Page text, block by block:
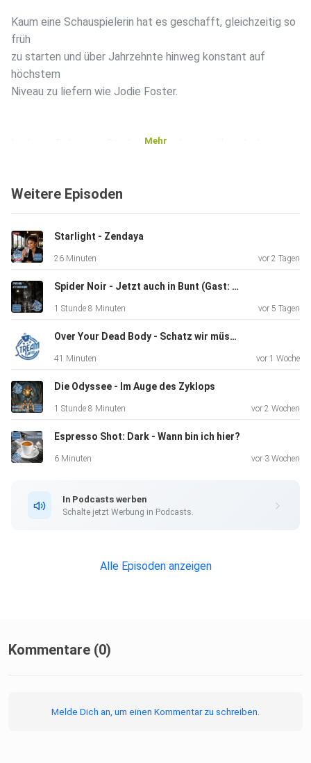
Kaum eine Schauspielerin hat es geschafft, gleichzeitig so
früh
zu starten und über Jahrzehnte hinweg konstant auf
höchstem
Niveau zu liefern wie Jodie Foster.
In dieser Folge von Starlight sprechen wir über Jodie
„True
Clarice
Starling hat sie nicht nur Filmgeschichte geschrieben,
sondern
auch das Bild starker Frauenfiguren nachhaltig geprägt.
Doch wie stark ist das Gesamtwerk von Jodie Foster
wirklich? Wie
heute zu
den respektiertesten Frauen in Hollywood?
In dieser Folge sprechen wir über:
die Karriere und wichtigsten Rollen von Jodie Foster
Mehr
Weitere Episoden
Starlight - Zendaya
26 Minuten vor 2 Tagen
Spider Noir - Jetzt auch in Bunt (Gast: Mario)
1 Stunde 8 Minuten vor 5 Tagen
Over Your Dead Body - Schatz wir müssen reden
41 Minuten vor 1 Woche
Die Odyssee - Im Auge des Zyklops
1 Stunde 8 Minuten vor 2 Wochen
Espresso Shot: Dark - Wann bin ich hier?
6 Minuten vor 3 Wochen
In Podcasts werben
Schalte jetzt Werbung in Podcasts.
Alle Episoden anzeigen
Kommentare (0)
Melde Dich an, um einen Kommentar zu schreiben.